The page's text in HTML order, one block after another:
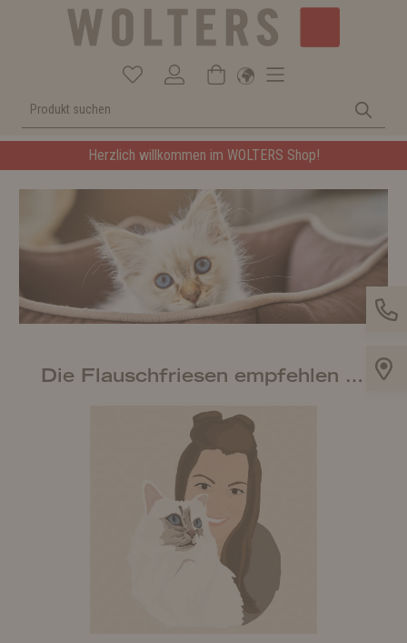
Herzlich willkommen im WOLTERS Shop!
Die Flauschfriesen empfehlen …